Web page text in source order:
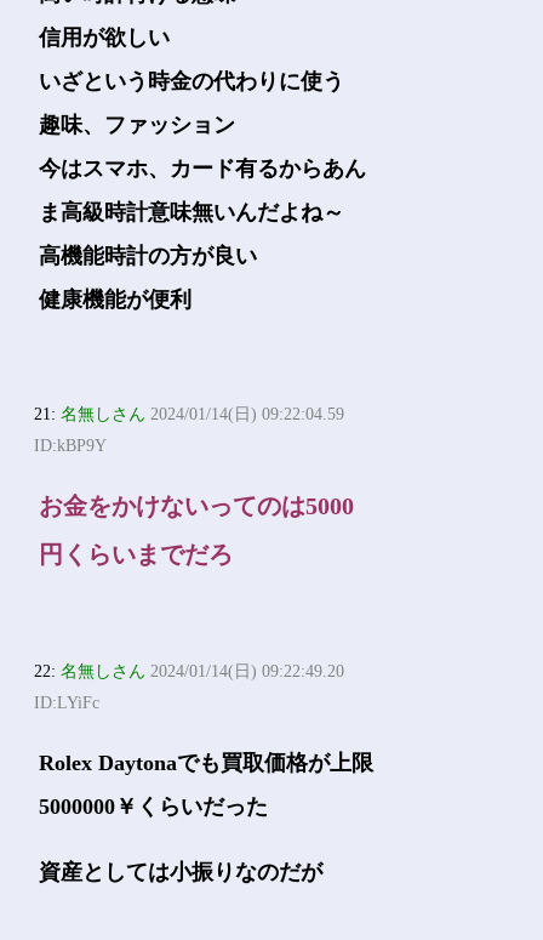
信用が欲しい
いざという時金の代わりに使う
趣味、ファッション
今はスマホ、カード有るからあん
ま高級時計意味無いんだよね～
高機能時計の方が良い
健康機能が便利
21:名無しさん 2024/01/14(日) 09:22:04.59
ID:kBP9Y
お金をかけないってのは5000
円くらいまでだろ
22:名無しさん 2024/01/14(日) 09:22:49.20
ID:LYiFc
Rolex Daytonaでも買取価格が上限
5000000￥くらいだった
資産としては小振りなのだが